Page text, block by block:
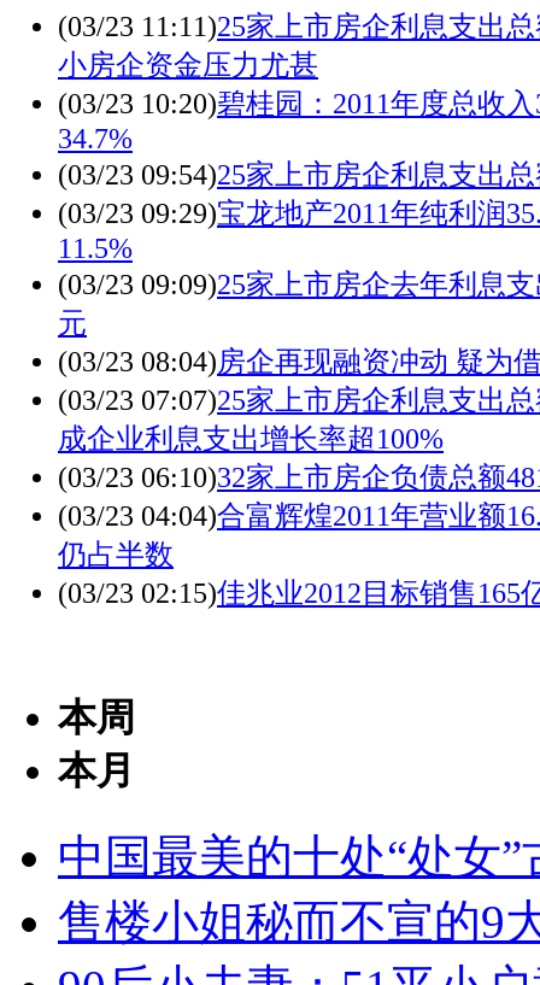
(03/23 11:11)25家上市房企利息支出
小房企资金压力尤甚
(03/23 10:20)碧桂园：2011年度总收
34.7%
(03/23 09:54)25家上市房企利息支出
(03/23 09:29)宝龙地产2011年纯利润
11.5%
(03/23 09:09)25家上市房企去年利息
元
(03/23 08:04)房企再现融资冲动 疑为
(03/23 07:07)25家上市房企利息支出
成企业利息支出增长率超100%
(03/23 06:10)32家上市房企负债总额
(03/23 04:04)合富辉煌2011年营业额
仍占半数
(03/23 02:15)佳兆业2012目标销售165
本周
本月
中国最美的十处“处女”
售楼小姐秘而不宣的9